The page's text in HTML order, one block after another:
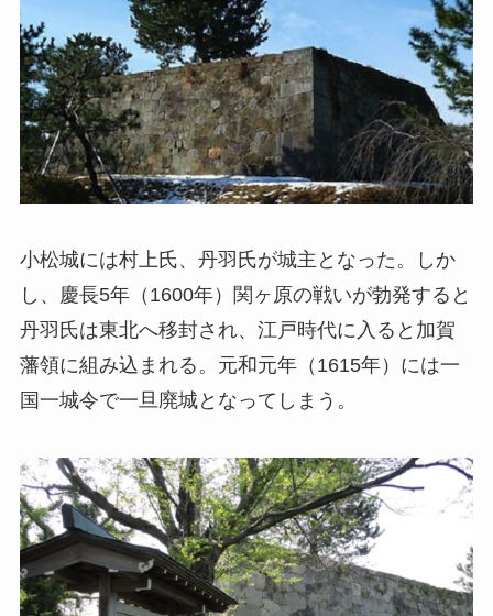
小松城には村上氏、丹羽氏が城主となった。しか
し、慶長5年（1600年）関ヶ原の戦いが勃発すると
丹羽氏は東北へ移封され、江戸時代に入ると加賀
藩領に組み込まれる。元和元年（1615年）には一
国一城令で一旦廃城となってしまう。